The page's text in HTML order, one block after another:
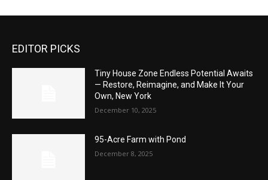
EDITOR PICKS
Tiny House Zone Endless Potential Awaits
— Restore, Reimagine, and Make It Your
Own, New York
December 10, 2025
95-Acre Farm with Pond
December 8, 2025